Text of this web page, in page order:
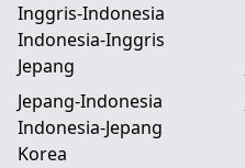
Inggris-Indonesia
Indonesia-Inggris
Jepang
Jepang-Indonesia
Indonesia-Jepang
Korea